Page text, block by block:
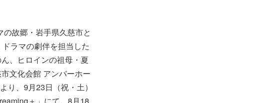
故郷・岩手県久慈市と
ラマの劇伴を担当した
、ヒロインの祖母・夏
文化会館 アンバーホー
り、9月23日（祝・土）